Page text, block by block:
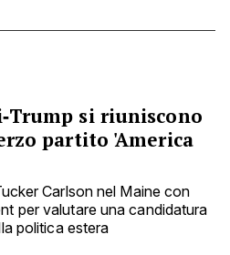
si riuniscono
partito 'America
Carlson nel Maine con
per valutare una candidatura
politica estera